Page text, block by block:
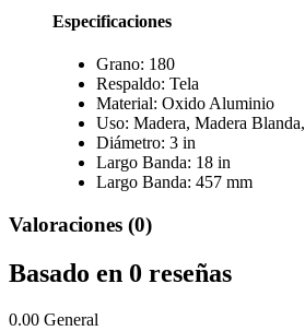
Especificaciones
Grano: 180
Respaldo: Tela
Material: Oxido Aluminio
Uso: Madera, Madera Blanda,
Diámetro: 3 in
Largo Banda: 18 in
Largo Banda: 457 mm
Valoraciones (0)
Basado en 0 reseñas
0.00 General